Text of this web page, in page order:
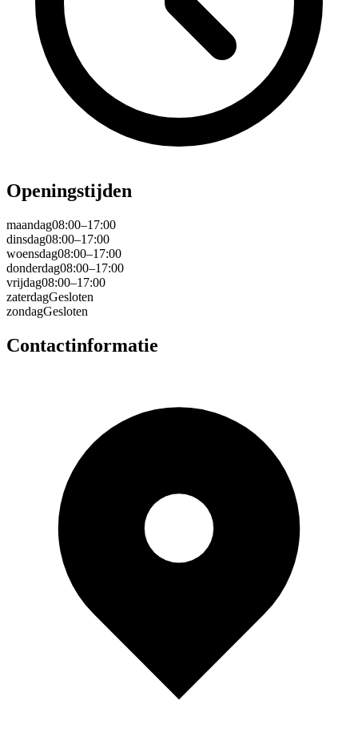
Openingstijden
maandag08:00–17:00
dinsdag08:00–17:00
woensdag08:00–17:00
donderdag08:00–17:00
vrijdag08:00–17:00
zaterdagGesloten
zondagGesloten
Contactinformatie